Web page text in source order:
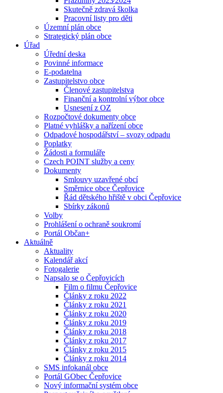
Skutečně zdravá školka
Pracovní listy pro děti
Územní plán obce
Strategický plán obce
Úřad
Úřední deska
Povinné informace
E-podatelna
Zastupitelstvo obce
Členové zastupitelstva
Finanční a kontrolní výbor obce
Usnesení z OZ
Rozpočtové dokumenty obce
Platné vyhlášky a nařízení obce
Odpadové hospodářství – svozy odpadu
Poplatky
Žádosti a formuláře
Czech POINT služby a ceny
Dokumenty
Smlouvy uzavřené obcí
Směrnice obce Čepřovice
Řád dětského hřiště v obci Čepřovice
Sbírky zákonů
Volby
Prohlášení o ochraně soukromí
Portál Občan+
Aktuálně
Aktuality
Kalendář akcí
Fotogalerie
Napsalo se o Čepřovicích
Film o filmu Čepřovice
Články z roku 2022
Články z roku 2021
Články z roku 2020
Články z roku 2019
Články z roku 2018
Články z roku 2017
Články z roku 2015
Články z roku 2014
SMS infokanál obce
Portál GObec Čepřovice
Nový informační systém obce